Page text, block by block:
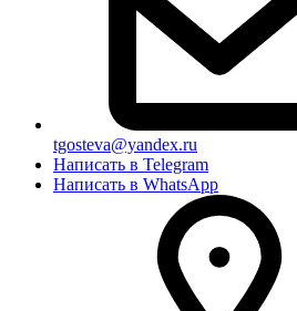
tgosteva@yandex.ru
Написать в Telegram
Написать в WhatsApp